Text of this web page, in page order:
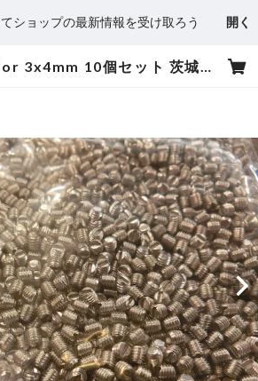
ショップの最新情報を受け取ろう 開く
イモネジ 3x3 or 3x4mm 10個セット 茨城県水戸市のベイプ・電子タバコ専門店 爆煙堂 | 爆煙堂 BAKUENDO